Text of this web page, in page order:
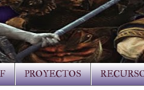
PROYECTOS